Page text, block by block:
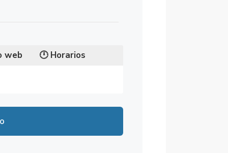
web 🕛 Horarios